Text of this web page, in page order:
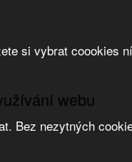
si vybrat coookies
webu
Bez nezytných
obsah